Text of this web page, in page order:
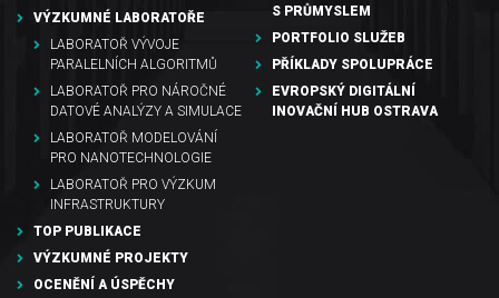
VÝZKUMNÉ LABORATOŘE
LABORATOŘ VÝVOJE
PARALELNÍCH ALGORITMŮ
LABORATOŘ PRO NÁROČNÉ
DATOVÉ ANALÝZY A SIMULACE
LABORATOŘ MODELOVÁNÍ
PRO NANOTECHNOLOGIE
LABORATOŘ PRO VÝZKUM
INFRASTRUKTURY
TOP PUBLIKACE
VÝZKUMNÉ PROJEKTY
OCENĚNÍ A ÚSPĚCHY
S PRŮMYSLEM
PORTFOLIO SLUŽEB
PŘÍKLADY SPOLUPRÁCE
EVROPSKÝ DIGITÁLNÍ
INOVAČNÍ HUB OSTRAVA